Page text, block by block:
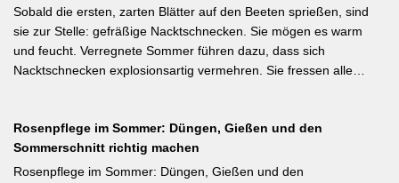
Herbst reich blüht und sich hervorragend für Balkonkästen und
Ampeln eignet. Die Bayerische Genusspflanze des Jahres 2026
ist die Erdbeere ‚Lilly Waldberry‘, die durch ihr intensiv
waldbeererinnerndes Aroma überzeugt und ab Juni durchgehend
bayerische Gärtnereien erhältlich. Wer auf regional empfohlene
Pflanzen setzen möchte, liegt mit diesen beiden Sorten für Balkon
und Nutzgarten genau richtig.
Sobald die ersten, zarten Blätter auf den Beeten sprießen, sind
sie zur Stelle: gefräßige Nacktschnecken. Sie mögen es warm
und feucht. Verregnete Sommer führen dazu, dass sich
Nacktschnecken explosionsartig vermehren. Sie fressen alle
hier. Weiterlesen bei MDR-Garten
Rosenpflege im Sommer: Düngen, Gießen und den
Sommerschnitt richtig machen
Rosenpflege im Sommer: Düngen, Gießen und den